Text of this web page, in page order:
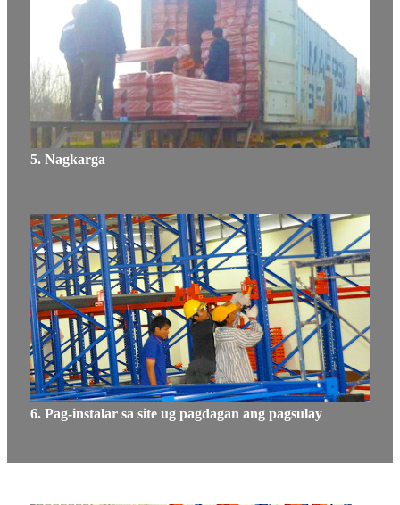
5. Nagkarga
6. Pag-instalar sa site ug pagdagan ang pagsulay